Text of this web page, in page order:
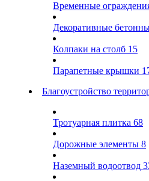
Временные
Декоративные
Колпаки на столб 15
Парапетные крышки
Благоустройство
Тротуарная плитка 68
Дорожные элементы 8
Наземный водоотвод